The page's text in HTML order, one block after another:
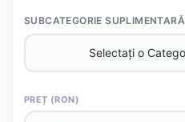
SUBCATEGORIE SUPLIMENTARĂ
PREȚ (RON)